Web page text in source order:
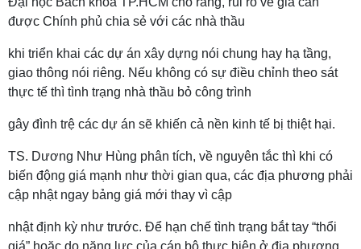
được Chính phủ chia sẻ với các nhà thầu
khi triển khai các dự án xây dựng nói chung hay hạ tầng,
giao thông nói riêng. Nếu không có sự điều chỉnh theo sát
thực tế thì tình trạng nhà thầu bỏ công trình
gây đình trệ các dự án sẽ khiến cả nền kinh tế bị thiệt hại.
TS. Dương Như Hùng phân tích, về nguyên tắc thì khi có
biến động giá mạnh như thời gian qua, các địa phương phải
cập nhật ngay bảng giá mới thay vì cập
nhật định kỳ như trước. Để hạn chế tình trạng bắt tay “thổi
giá” hoặc do năng lực của cán bộ thực hiện ở địa phương